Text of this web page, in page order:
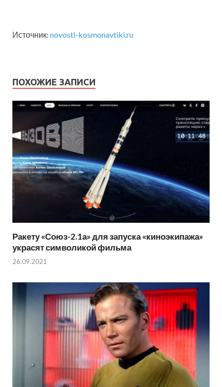
Источник: novosti-kosmonavtiki.ru
ПОХОЖИЕ ЗАПИСИ
Ракету «Союз-2.1а» для запуска «киноэкипажа»
украсят символикой фильма
26.09.2021